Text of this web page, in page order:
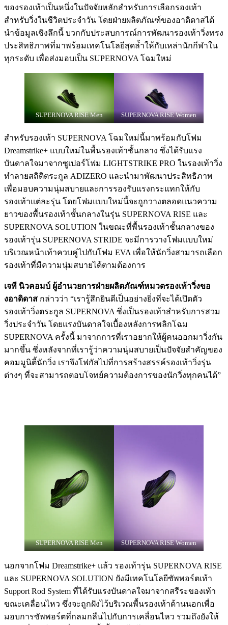
ของรองเท้าเป็นหนึ่งในปัจจัยหลักสำหรับการเลือกรองเท้า
สำหรับวิ่งในชีวิตประจำวัน โดยฝ่ายผลิตภัณฑ์ของอาดิดาสได้
นำข้อมูลเชิงลึกนี้ บวกกับประสบการณ์การพัฒนารองเท้าวิ่งทรง
ประสิทธิภาพที่มาพร้อมเทคโนโลยีสุดล้ำให้กับเหล่านักกีฬาใน
ทุกระดับ เพื่อส่งมอบเป็น SUPERNOVA โฉมใหม่
SUPERNOVA RISE Men SUPERNOVA RISE Women
สำหรับรองเท้า SUPERNOVA โฉมใหม่นี้มาพร้อมกับโฟม
Dreamstrike+ แบบใหม่ในพื้นรองเท้าชั้นกลาง ซึ่งได้รับแรง
บันดาลใจมาจากซูเปอร์โฟม LIGHTSTRIKE PRO ในรองเท้าวิ่ง
ทำลายสถิติตระกูล ADIZERO และนำมาพัฒนาประสิทธิภาพ
เพื่อมอบความนุ่มสบายและการรองรับแรงกระแทกให้กับ
รองเท้าแต่ละรุ่น โดยโฟมแบบใหม่นี้จะถูกวางตลอดแนวความ
ยาวของพื้นรองเท้าชั้นกลางในรุ่น SUPERNOVA RISE และ
SUPERNOVA SOLUTION ในขณะที่พื้นรองเท้าชั้นกลางของ
รองเท้ารุ่น SUPERNOVA STRIDE จะมีการวางโฟมแบบใหม่
บริเวณหน้าเท้าควบคู่ไปกับโฟม EVA เพื่อให้นักวิ่งสามารถเลือก
รองเท้าที่มีความนุ่มสบายได้ตามต้องการ
เจที นิวคอมบ์ ผู้อำนวยการฝ่ายผลิตภัณฑ์หมวดรองเท้าวิ่งขอ
งอาดิดาส กล่าวว่า “เรารู้สึกยินดีเป็นอย่างยิ่งที่จะได้เปิดตัว
รองเท้าวิ่งตระกูล SUPERNOVA ซึ่งเป็นรองเท้าสำหรับการสวม
วิ่งประจำวัน โดยแรงบันดาลใจเบื้องหลังการพลิกโฉม
SUPERNOVA ครั้งนี้ มาจากการที่เราอยากให้ผู้คนออกมาวิ่งกัน
มากขึ้น ซึ่งหลังจากที่เรารู้ว่าความนุ่มสบายเป็นปัจจัยสำคัญของ
คอมมูนิตี้นักวิ่ง เราจึงโฟกัสไปที่การสร้างสรรค์รองเท้าวิ่งรุ่น
ต่างๆ ที่จะสามารถตอบโจทย์ความต้องการของนักวิ่งทุกคนได้”
SUPERNOVA RISE Men SUPERNOVA RISE Women
นอกจากโฟม Dreamstrike+ แล้ว รองเท้ารุ่น SUPERNOVA RISE
และ SUPERNOVA SOLUTION ยังมีเทคโนโลยีซัพพอร์ตเท้า
Support Rod System ที่ได้รับแรงบันดาลใจมาจากสรีระของเท้า
ขณะเคลื่อนไหว ซึ่งจะถูกฝังไว้บริเวณพื้นรองเท้าด้านนอกเพื่อ
มอบการซัพพอร์ตที่กลมกลืนไปกับการเคลื่อนไหว รวมถึงยังให้